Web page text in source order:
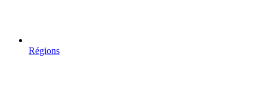
Régions